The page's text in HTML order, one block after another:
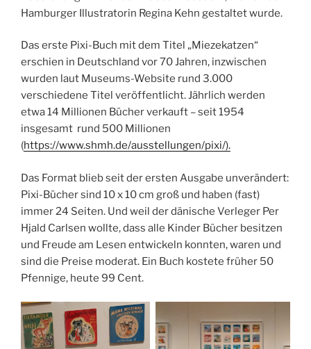
Hamburger Illustratorin Regina Kehn gestaltet wurde.
Das erste Pixi-Buch mit dem Titel „Miezekatzen“
erschien in Deutschland vor 70 Jahren, inzwischen
wurden laut Museums-Website rund 3.000
verschiedene Titel veröffentlicht. Jährlich werden
etwa 14 Millionen Bücher verkauft – seit 1954
insgesamt rund 500 Millionen
(https://www.shmh.de/ausstellungen/pixi/).
Das Format blieb seit der ersten Ausgabe unverändert:
Pixi-Bücher sind 10 x 10 cm groß und haben (fast)
immer 24 Seiten. Und weil der dänische Verleger Per
Hjald Carlsen wollte, dass alle Kinder Bücher besitzen
und Freude am Lesen entwickeln konnten, waren und
sind die Preise moderat. Ein Buch kostete früher 50
Pfennige, heute 99 Cent.